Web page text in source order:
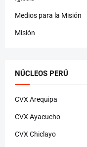
Medios para la Misión
Misión
NÚCLEOS PERÚ
CVX Arequipa
CVX Ayacucho
CVX Chiclayo